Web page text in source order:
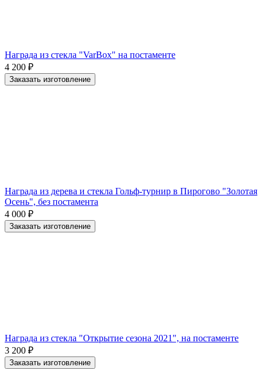
Награда из стекла "VarBox" на постаменте
4 200 ₽
Заказать изготовление
Награда из дерева и стекла Гольф-турнир в Пирогово "Золотая
Осень", без постамента
4 000 ₽
Заказать изготовление
Награда из стекла "Открытие сезона 2021", на постаменте
3 200 ₽
Заказать изготовление